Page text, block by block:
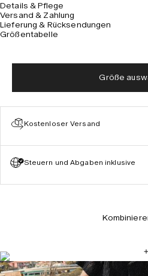
Details & Pflege
Versand & Zahlung
Lieferung & Rücksendungen
Größentabelle
Größe
Kostenloser Versand
Steuern und Abgaben inklusive